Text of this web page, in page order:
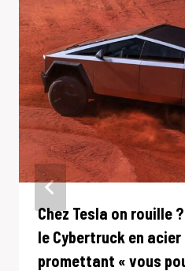
Chez Tesla on rouille
le Cybertruck en
promettant « vous